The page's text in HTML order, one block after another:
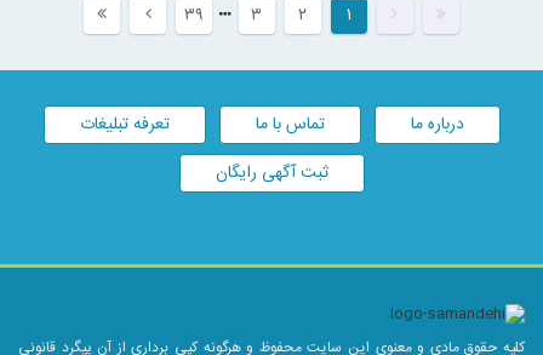
۱ ۲ ۳ ۳۹
درباره ما تماس با ما
تعرفه تبلیغات
ثبت آگهی رایگان
کلیه حقوق مادی و معنوی این سایت محفوظ و هرگونه کپی برداری از آن پیگرد قانونی